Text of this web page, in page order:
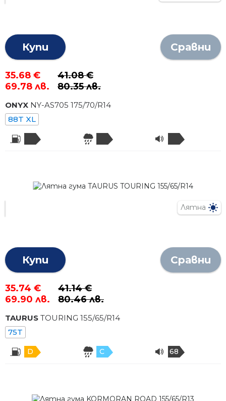
Купи Сравни
35.68 €
69.78 лв.
41.08 €
80.35 лв.
ONYX NY-AS705 175/70/R14
88T XL
Лятна
Купи Сравни
35.74 €
69.90 лв.
41.14 €
80.46 лв.
TAURUS TOURING 155/65/R14
75T
D C 68